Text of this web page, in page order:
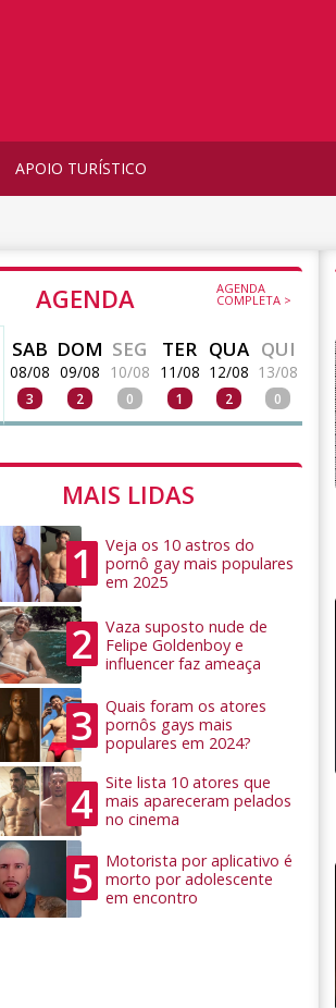
APOIO TURÍSTICO
AGENDA AGENDA
COMPLETA >
SAB
08/08
3
DOM
09/08
2
SEG
10/08
0
TER
11/08
1
QUA
12/08
2
QUI
13/08
0
MAIS LIDAS
1
Veja os 10 astros do
pornô gay mais populares
em 2025
2
Vaza suposto nude de
Felipe Goldenboy e
influencer faz ameaça
3
Quais foram os atores
pornôs gays mais
populares em 2024?
4
Site lista 10 atores que
mais apareceram pelados
no cinema
5
Motorista por aplicativo é
morto por adolescente
em encontro